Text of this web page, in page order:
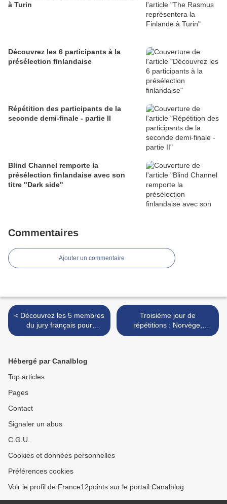
à Turin
Découvrez les 6 participants à la
présélection finlandaise
Répétition des participants de la
seconde demi-finale - partie II
Blind Channel remporte la
présélection finlandaise avec son
titre "Dark side"
Commentaires
Ajouter un commentaire
< Découvrez les 5 membres
du jury français pour
l'Eurovision
Troisième jour de
répétitions : Norvège,
Roumanie, Serbie, Saint-
Hébergé par Canalblog
Top articles
Pages
Contact
Signaler un abus
C.G.U.
Cookies et données personnelles
Préférences cookies
Voir le profil de France12points sur le portail Canalblog